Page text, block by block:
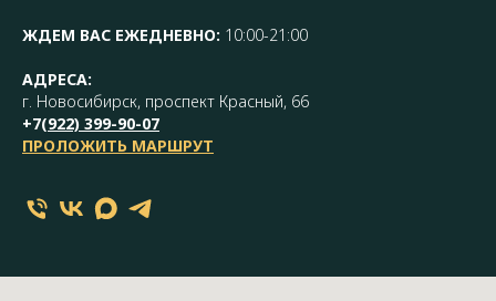
ЖДЕМ ВАС ЕЖЕДНЕВНО: 10:00-21:00
АДРЕСА:
г. Новосибирск, проспект Красный, 66
+7(922) 399-90-07
ПРОЛОЖИТЬ МАРШРУТ